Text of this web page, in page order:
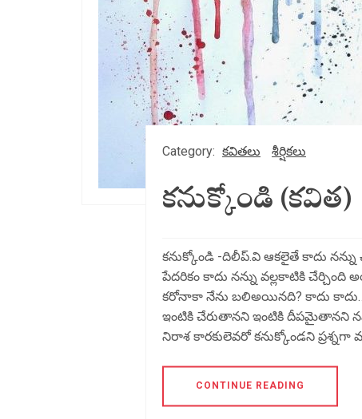
Category: కవితలు శీర్షికలు
కనుక్కోండి (కవిత)
కనుక్కోండి -దిలీప్.వి ఆకలైతే కాదు
పేదరికం కాదు నన్ను వల్లకాటికి
కరోనాకా నేను బలిఅయినది? కాదు
ఇంటికి చేరుతానని ఇంటికి దీపమైతానని
నిరాశ కారకులెవరో కనుక్కోండని ప్రశ్నగా
CONTINUE READING